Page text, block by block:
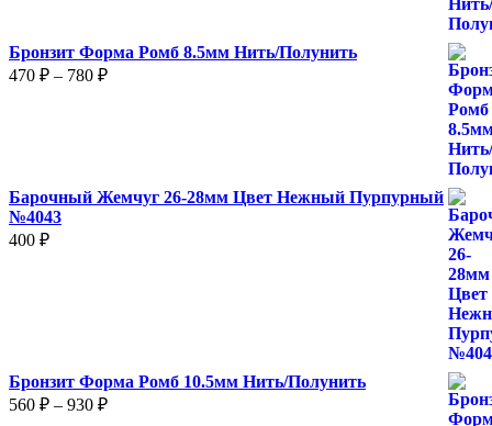
480 ₽
Бронзит Форма Ромб 8.5мм Нить/Полунить
470 ₽ – 780 ₽Диапазон
Барочный Жемчуг 26-28мм Цвет Нежный Пурпурный
№4043
400 ₽
Бронзит Форма Ромб 10.5мм Нить/Полунить
560 ₽ – 930 ₽Диапазон